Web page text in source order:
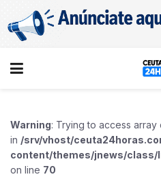
Warning: Trying to access
in /srv/vhost/
content/themes/jnews/class/
on line 70